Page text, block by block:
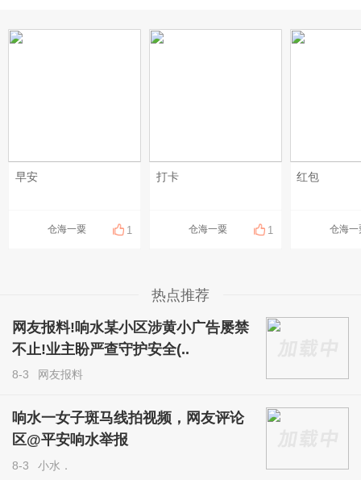
早安
仓海一粟 1
打卡
仓海一粟 1
红包
仓海一
热点推荐
网友报料!响水某小区涉黄小广告屡禁
不止!业主盼严查守护安全(..
8-3 网友报料
响水一女子斑马线拍视频，网友评论
区@平安响水举报
8-3 小水．